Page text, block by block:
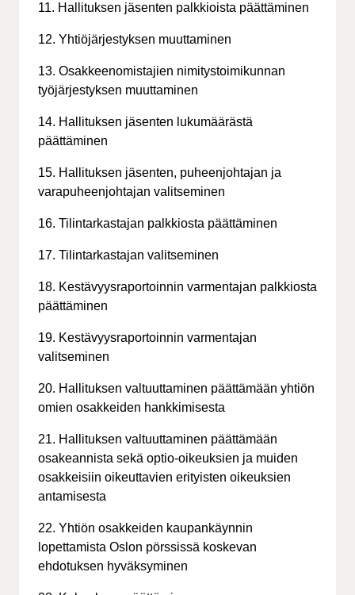
11. Hallituksen jäsenten palkkioista päättäminen
12. Yhtiöjärjestyksen muuttaminen
13. Osakkeenomistajien nimitystoimikunnan
työjärjestyksen muuttaminen
14. Hallituksen jäsenten lukumäärästä
päättäminen
15. Hallituksen jäsenten, puheenjohtajan ja
varapuheenjohtajan valitseminen
16. Tilintarkastajan palkkiosta päättäminen
17. Tilintarkastajan valitseminen
18. Kestävyysraportoinnin varmentajan palkkiosta
päättäminen
19. Kestävyysraportoinnin varmentajan
valitseminen
20. Hallituksen valtuuttaminen päättämään yhtiön
omien osakkeiden hankkimisesta
21. Hallituksen valtuuttaminen päättämään
osakeannista sekä optio-oikeuksien ja muiden
osakkeisiin oikeuttavien erityisten oikeuksien
antamisesta
22. Yhtiön osakkeiden kaupankäynnin
lopettamista Oslon pörssissä koskevan
ehdotuksen hyväksyminen